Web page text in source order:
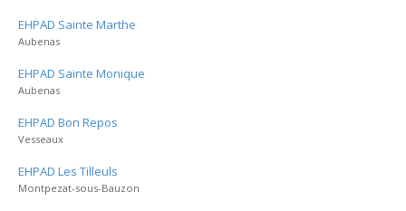
EHPAD Sainte Marthe
Aubenas
EHPAD Sainte Monique
Aubenas
EHPAD Bon Repos
Vesseaux
EHPAD Les Tilleuls
Montpezat-sous-Bauzon